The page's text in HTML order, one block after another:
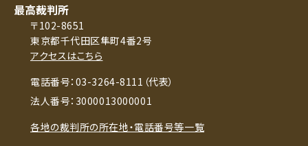
最高裁判所
〒102-8651
東京都千代田区隼町4番2号
アクセスはこちら
電話番号：03-3264-8111（代表）
法人番号：3000013000001
各地の裁判所の所在地・電話番号等一覧